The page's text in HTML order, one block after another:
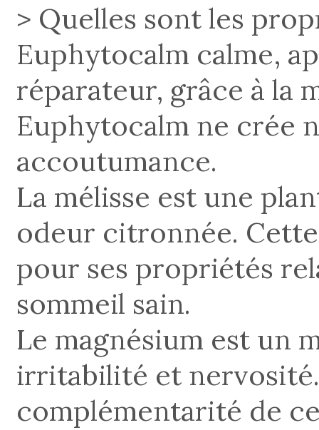
> Quelles sont les
Euphytocalm calme,
réparateur, grâce à la
Euphytocalm ne crée
accoutumance.
La mélisse est une
odeur citronnée.
pour ses propriétés
sommeil sain.
Le magnésium est un
irritabilité et
complémentarité de